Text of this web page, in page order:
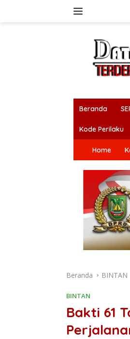
Beranda
Kode Perilaku
Home
Beranda BINTAN
BINTAN
Bakti 61